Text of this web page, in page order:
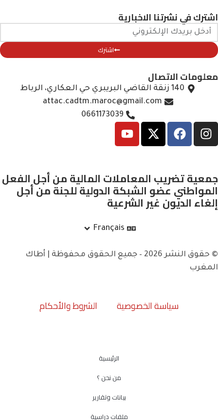
اشترك في نشرتنا الاخبارية
اشترك
معلومات الاتصال
140 زنقة القاضي البريبري حي العكاري، الرباط
attac.cadtm.maroc@gmail.com
0661173039
جمعية تضريب المعاملات المالية من أجل الفعل
المواطني عضو الشبكة الدولية للجنة من أجل
إلغاء الديون غير الشرعية
Français
© حقوق النشر 2026 – جميع الحقوق محفوظة | أطاك
المغرب
سياسة الخصوصية الشروط والأحكام
الرئيسية
من نحن ؟
بيانات وتقارير
ملفات دراسية